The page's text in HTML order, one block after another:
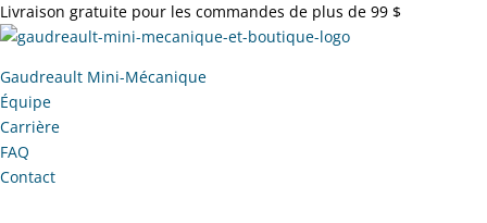
Livraison gratuite pour les commandes de plus de 99 $
Gaudreault Mini-Mécanique
Équipe
Carrière
FAQ
Contact